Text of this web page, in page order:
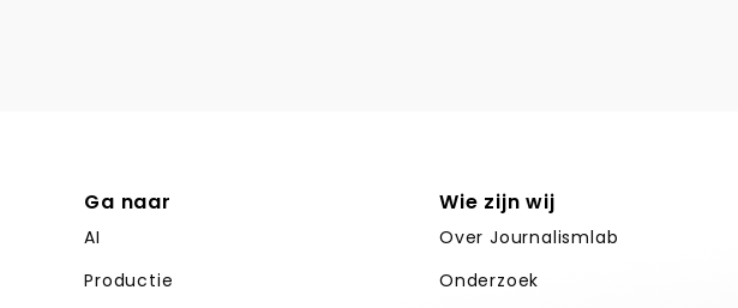
Ga naar
AI
Productie
Wie zijn wij
Over Journalismlab
Onderzoek